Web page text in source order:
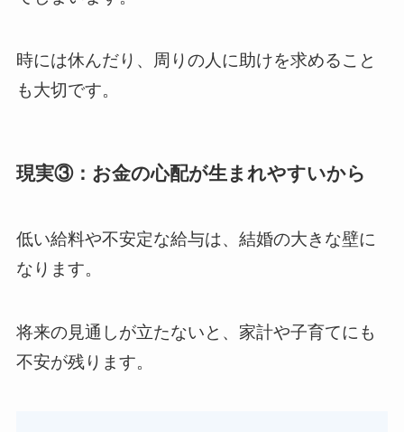
時には休んだり、周りの人に助けを求めること
も大切です。
現実③：お金の心配が生まれやすいから
低い給料や不安定な給与は、結婚の大きな壁に
なります。
将来の見通しが立たないと、家計や子育てにも
不安が残ります。